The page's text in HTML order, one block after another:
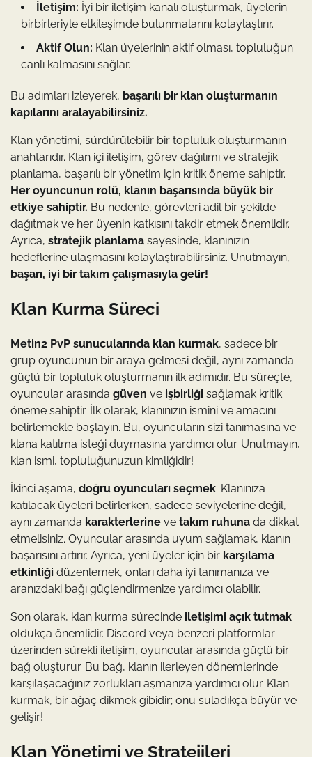
İletişim: İyi bir iletişim kanalı oluşturmak, üyelerin
birbirleriyle etkileşimde bulunmalarını kolaylaştırır.
Aktif Olun: Klan üyelerinin aktif olması, topluluğun
canlı kalmasını sağlar.
Bu adımları izleyerek, başarılı bir klan oluşturmanın
kapılarını aralayabilirsiniz.
Klan yönetimi, sürdürülebilir bir topluluk oluşturmanın
anahtarıdır. Klan içi iletişim, görev dağılımı ve stratejik
planlama, başarılı bir yönetim için kritik öneme sahiptir.
Her oyuncunun rolü, klanın başarısında büyük bir
etkiye sahiptir. Bu nedenle, görevleri adil bir şekilde
dağıtmak ve her üyenin katkısını takdir etmek önemlidir.
Ayrıca, stratejik planlama sayesinde, klanınızın
hedeflerine ulaşmasını kolaylaştırabilirsiniz. Unutmayın,
başarı, iyi bir takım çalışmasıyla gelir!
Klan Kurma Süreci
Metin2 PvP sunucularında klan kurmak, sadece bir
grup oyuncunun bir araya gelmesi değil, aynı zamanda
güçlü bir topluluk oluşturmanın ilk adımıdır. Bu süreçte,
oyuncular arasında güven ve işbirliği sağlamak kritik
öneme sahiptir. İlk olarak, klanınızın ismini ve amacını
belirlemekle başlayın. Bu, oyuncuların sizi tanımasına ve
klana katılma isteği duymasına yardımcı olur. Unutmayın,
klan ismi, topluluğunuzun kimliğidir!
İkinci aşama, doğru oyuncuları seçmek. Klanınıza
katılacak üyeleri belirlerken, sadece seviyelerine değil,
aynı zamanda karakterlerine ve takım ruhuna da dikkat
etmelisiniz. Oyuncular arasında uyum sağlamak, klanın
başarısını artırır. Ayrıca, yeni üyeler için bir karşılama
etkinliği düzenlemek, onları daha iyi tanımanıza ve
aranızdaki bağı güçlendirmenize yardımcı olabilir.
Son olarak, klan kurma sürecinde iletişimi açık tutmak
oldukça önemlidir. Discord veya benzeri platformlar
üzerinden sürekli iletişim, oyuncular arasında güçlü bir
bağ oluşturur. Bu bağ, klanın ilerleyen dönemlerinde
karşılaşacağınız zorlukları aşmanıza yardımcı olur. Klan
kurmak, bir ağaç dikmek gibidir; onu suladıkça büyür ve
gelişir!
Klan Yönetimi ve Stratejileri